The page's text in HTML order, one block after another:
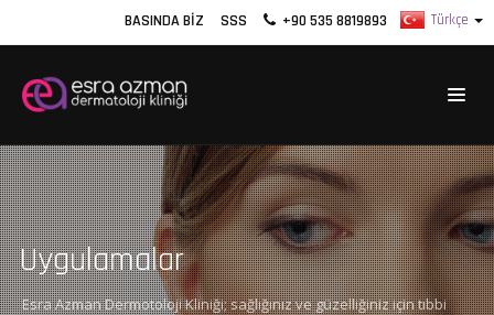
BASINDA BIZ SSS +90 535 8819893
Uygulamalar
Esra Azman Dermotoloji Kliniği; sağlığınız ve güzelliğiniz için tıbbi